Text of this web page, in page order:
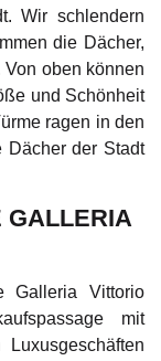
Wir schlendern
die Dächer,
oben können
und Schönheit
ragen in den
Dächer der Stadt
GALLERIA
Galleria Vittorio
mit